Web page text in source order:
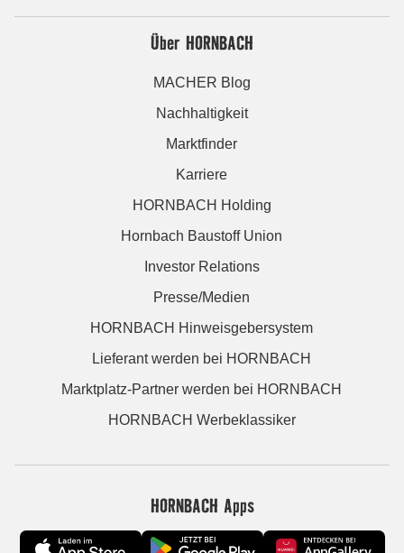
Über HORNBACH
MACHER Blog
Nachhaltigkeit
Marktfinder
Karriere
HORNBACH Holding
Hornbach Baustoff Union
Investor Relations
Presse/Medien
HORNBACH Hinweisgebersystem
Lieferant werden bei HORNBACH
Marktplatz-Partner werden bei HORNBACH
HORNBACH Werbeklassiker
HORNBACH Apps